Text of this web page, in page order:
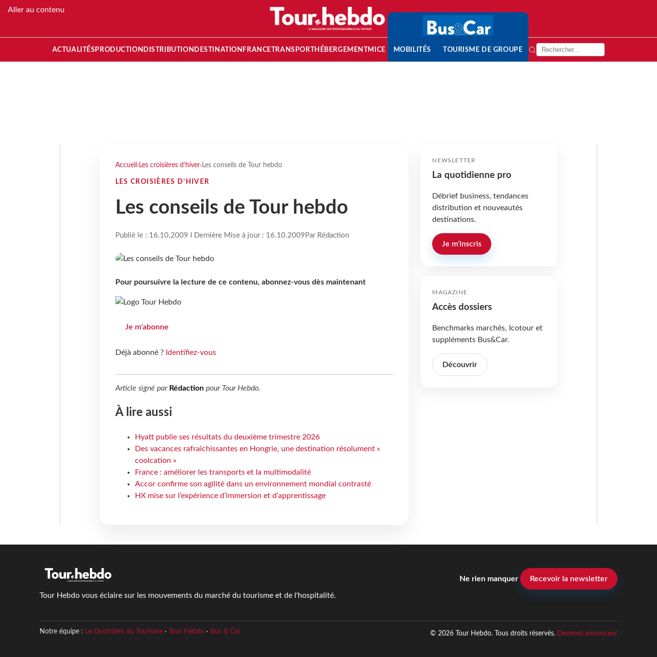
Aller au contenu
ACTUALITÉS PRODUCTION DISTRIBUTION DESTINATION FRANCETRANSPORT HÉBERGEMENTMICE MOBILITÉS TOURISME DE GROUPE
Accueil › Les croisières d’hiver› Les conseils de Tour hebdo
LES CROISIÈRES D’HIVER
Les conseils de Tour hebdo
Publié le : 16.10.2009 I Dernière Mise à jour : 16.10.2009 Par Rédaction
Pour poursuivre la lecture de ce contenu, abonnez-vous dès maintenant
Je m'abonne
Déjà abonné ? Identifiez-vous
Article signé par Rédactionpour Tour Hebdo.
À lire aussi
Hyatt publie ses résultats du deuxième trimestre 2026
Des vacances rafraîchissantes en Hongrie, une destination résolument «
coolcation »
France : améliorer les transports et la multimodalité
Accor confirme son agilité dans un environnement mondial contrasté
HX mise sur l’expérience d’immersion et d’apprentissage
NEWSLETTER
La quotidienne pro
Débrief business, tendances
distribution et nouveautés
destinations.
Je m'inscris
MAGAZINE
Accès dossiers
Benchmarks marchés, Icotour et
suppléments Bus&Car.
Découvrir
Tour Hebdo vous éclaire sur les mouvements du marché du tourisme et de l'hospitalité.
Ne rien manquer Recevoir la newsletter
Notre équipe : Le Quotidien du Tourisme· Tour Hebdo· Bus & Car © 2026 Tour Hebdo. Tous droits réservés. Devenez annonceur